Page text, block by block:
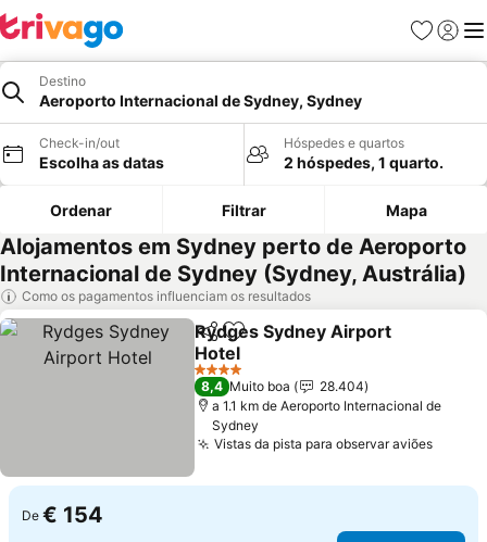
Favoritos
Iniciar
Destino
Aeroporto Internacional de Sydney, Sydney
Check-in/out
Escolha as datas
Hóspedes e quartos
2 hóspedes, 1 quarto.
Ordenar Filtrar Mapa
Alojamentos em Sydney perto de Aeroporto
Internacional de Sydney (Sydney, Austrália)
Como os pagamentos influenciam os resultados
PartilharAdicionar aos favoritos
Rydges Sydney Airport
Hotel
4 Estrelas
8,4 Muito boa
28.404
a 1.1 km de Aeroporto Internacional de
Sydney
Vistas da pista para observar aviões
De € 154